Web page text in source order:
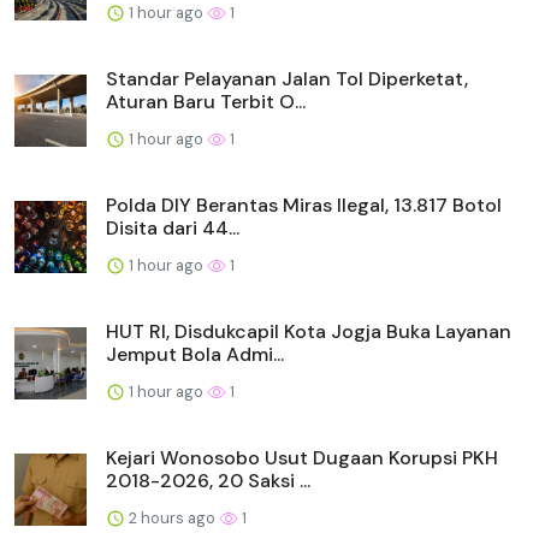
1 hour ago 1
Standar Pelayanan Jalan Tol Diperketat,
Aturan Baru Terbit O...
1 hour ago 1
Polda DIY Berantas Miras Ilegal, 13.817 Botol
Disita dari 44...
1 hour ago 1
HUT RI, Disdukcapil Kota Jogja Buka Layanan
Jemput Bola Admi...
1 hour ago 1
Kejari Wonosobo Usut Dugaan Korupsi PKH
2018-2026, 20 Saksi ...
2 hours ago 1